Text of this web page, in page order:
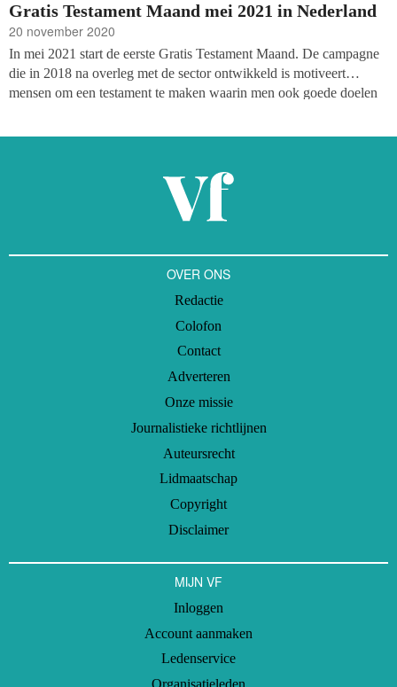
Gratis Testament Maand mei 2021 in Nederland
20 november 2020
In mei 2021 start de eerste Gratis Testament Maand. De campagne
die in 2018 na overleg met de sector ontwikkeld is motiveert
mensen om een testament te maken waarin men ook goede doelen
OVER ONS
Redactie
Colofon
Contact
Adverteren
Onze missie
Journalistieke richtlijnen
Auteursrecht
Lidmaatschap
Copyright
Disclaimer
MIJN VF
Inloggen
Account aanmaken
Ledenservice